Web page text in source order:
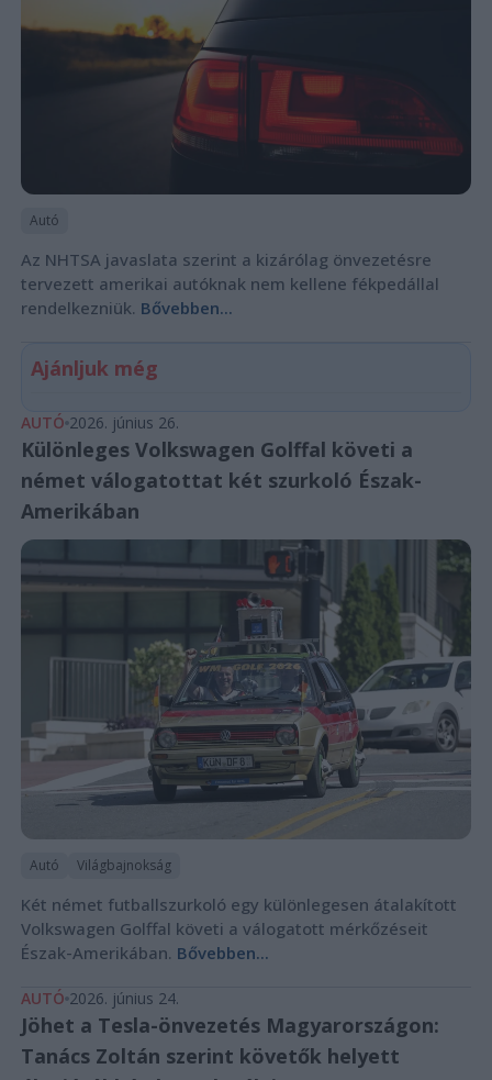
Autó
Az NHTSA javaslata szerint a kizárólag önvezetésre
tervezett amerikai autóknak nem kellene fékpedállal
rendelkezniük. Bővebben...
Ajánljuk még
AUTÓ 2026. június 26.
Különleges Volkswagen Golffal követi a
német válogatottat két szurkoló Észak-
Amerikában
Autó Világbajnokság
Két német futballszurkoló egy különlegesen átalakított
Volkswagen Golffal követi a válogatott mérkőzéseit
Észak-Amerikában. Bővebben...
AUTÓ 2026. június 24.
Jöhet a Tesla-önvezetés Magyarországon:
Tanács Zoltán szerint követők helyett